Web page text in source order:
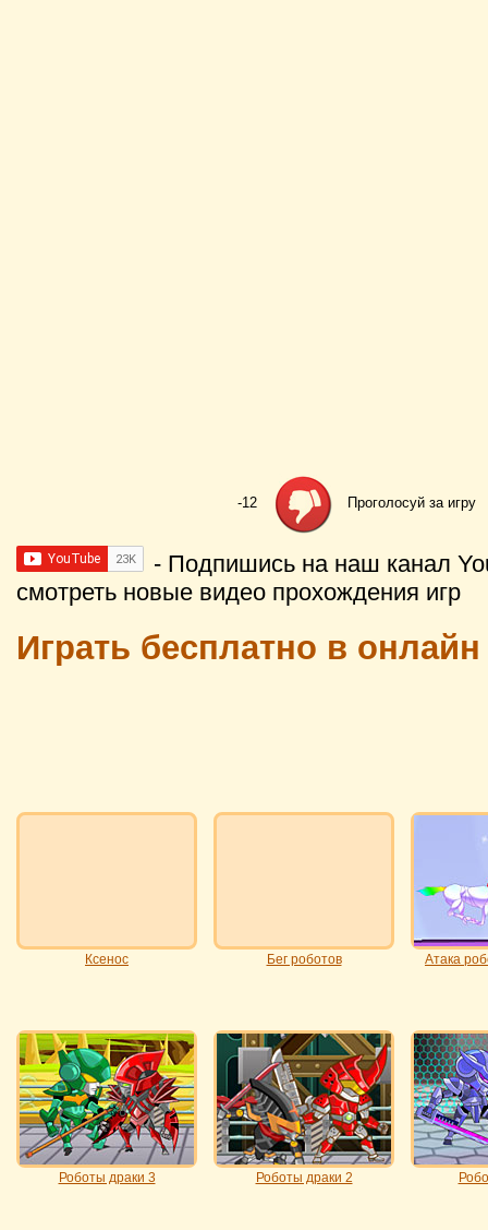
-12 Проголосуй за игру
- Подпишись на наш канал
смотреть новые видео прохождения игр
Играть бесплатно в
Ксенос Бег роботов Атака
Роботы драки 3 Роботы драки 2